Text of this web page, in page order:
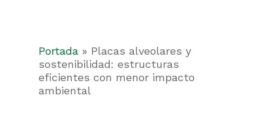
Portada » Placas alveolares y
sostenibilidad: estructuras
eficientes con menor impacto
ambiental